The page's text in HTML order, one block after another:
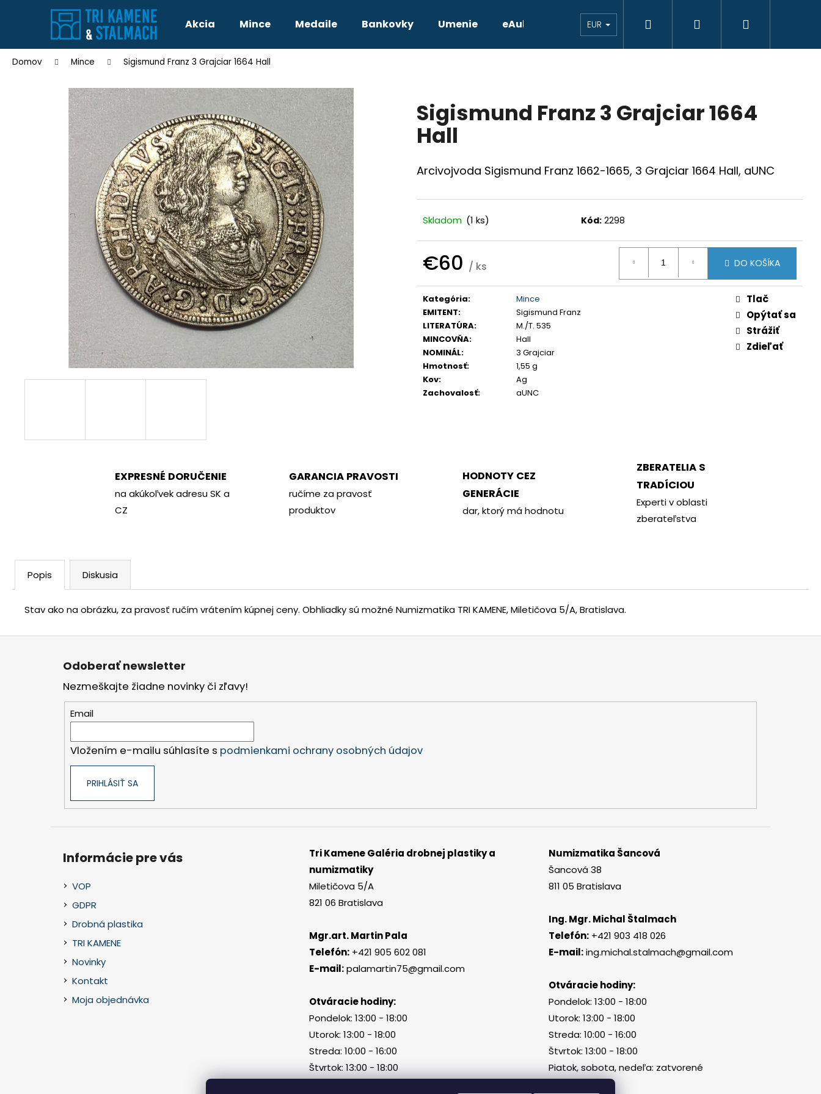
Akcia Mince Medaile Bankovky Umenie eAukcie eAukcie bankovky VÝKUP Novinky
EUR Hľadať Prihlásenie
Domov Mince Sigismund Franz 3 Grajciar 1664 Hall
Sigismund Franz 3 Grajciar 1664
Hall
Arcivojvoda Sigismund Franz 1662-1665, 3 Grajciar 1664 Hall, aUNC
Skladom (1 ks) Kód: 2298
€60 / ks
cena:
DO KOŠÍKA
Kategória:
Mince
EMITENT:
Sigismund Franz
LITERATÚRA:
M./T. 535
MINCOVŇA:
Hall
NOMINÁL:
3 Grajciar
Hmotnosť:
1,55 g
Kov:
Ag
Zachovalosť: aUNC
Tlač
Opýtať sa
Strážiť
Zdieľať
EXPRESNÉ DORUČENIE
na akúkoľvek adresu SK a
CZ
GARANCIA PRAVOSTI
ručíme za pravosť
produktov
HODNOTY CEZ
GENERÁCIE
dar, ktorý má hodnotu
ZBERATELIA S
TRADÍCIOU
Experti v oblasti
zberateľstva
Popis Diskusia
Stav ako na obrázku, za pravosť ručím vrátením kúpnej ceny. Obhliadky sú možné Numizmatika TRI KAMENE, Miletičova 5/A, Bratislava.
í
Späť
do
obchodu
Späť
do
obchodu
HĽADAŤ
Odporúčame
SLOVENSKO 20 EURO 2002 SÉRIA E
€70
TETRADRACHMA PTOLEMAIOS VI.
PHILOMETOR, SALAMIS
€350
JOZEF II. 3 GRAJCIAR 1769 B EVM-D
Z
Odoberať newsletter
Nezmeškajte žiadne novinky či zľavy!
Email
Vložením e-mailu súhlasíte s podmienkami ochrany osobných údajov
PRIHLÁSIŤ SA
Informácie pre vás
VOP
GDPR
Drobná plastika
TRI KAMENE
Novinky
Kontakt
Moja objednávka
Tri Kamene Galéria drobnej plastiky a
numizmatiky
Miletičova 5/A
821 06 Bratislava
Mgr.art. Martin Pala
Telefón: +421 905 602 081
E-mail: palamartin75@gmail.com
Otváracie hodiny:
Pondelok: 13:00 - 18:00
Utorok: 13:00 - 18:00
Streda: 10:00 - 16:00
Štvrtok: 13:00 - 18:00
Numizmatika Šancová
Šancová 38
811 05 Bratislava
Ing. Mgr. Michal Štalmach
Telefón: +421 903 418 026
E-mail: ing.michal.stalmach@gmail.com
Otváracie hodiny:
Pondelok: 13:00 - 18:00
Utorok: 13:00 - 18:00
Streda: 10:00 - 16:00
Štvrtok: 13:00 - 18:00
Piatok, sobota, nedeľa: zatvorené